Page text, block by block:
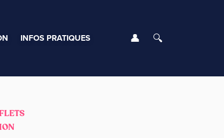
INFOS PRATIQUES Se connecter